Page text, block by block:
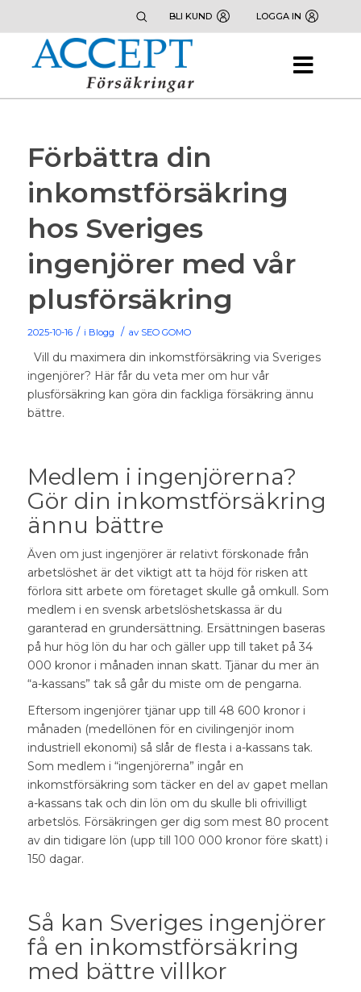
LOGGA IN
BLI KUND
Förbättra din
inkomstförsäkring
hos Sveriges
ingenjörer med vår
plusförsäkring
2025-10-16 / i Blogg / av SEO GOMO
Vill du maximera din inkomstförsäkring via Sveriges
ingenjörer? Här får du veta mer om hur vår
plusförsäkring kan göra din fackliga försäkring ännu
bättre.
Medlem i ingenjörerna?
Gör din inkomstförsäkring
ännu bättre
Även om just ingenjörer är relativt förskonade från
arbetslöshet är det viktigt att ta höjd för risken att
förlora sitt arbete om företaget skulle gå omkull. Som
medlem i en svensk arbetslöshetskassa är du
garanterad en grundersättning. Ersättningen baseras
på hur hög lön du har och gäller upp till taket på 34
000 kronor i månaden innan skatt. Tjänar du mer än
“a-kassans” tak så går du miste om de pengarna.
Eftersom ingenjörer tjänar upp till 48 600 kronor i
månaden (medellönen för en civilingenjör inom
industriell ekonomi) så slår de flesta i a-kassans tak.
Som medlem i “ingenjörerna” ingår en
inkomstförsäkring som täcker en del av gapet mellan
a-kassans tak och din lön om du skulle bli ofrivilligt
arbetslös. Försäkringen ger dig som mest 80 procent
av din tidigare lön (upp till 100 000 kronor före skatt) i
150 dagar.
Så kan Sveriges ingenjörer
få en inkomstförsäkring
med bättre villkor